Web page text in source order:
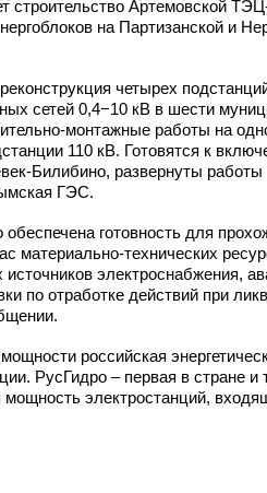
строительство Артемовской
на Партизанской и
четырех
сетей 0,4−10 кВ в шести
монтажные работы на
110 кВ. Готовятся к
Билибино, развернуты работы
ГЭС.
готовность для
материально-технических
источников электроснабжения,
по отработке действий при
российская
РусГидро – первая в стране и
мощность электростанций,